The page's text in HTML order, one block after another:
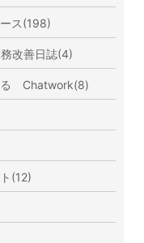
ス(198)
改善日誌(4)
る Chatwork(8)
(12)